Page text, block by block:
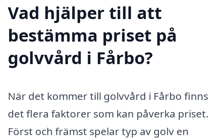
Vad hjälper till att
bestämma priset på
golvvård i Fårbo?
När det kommer till golvvård i Fårbo finns
det flera faktorer som kan påverka priset.
Först och främst spelar typ av golv en